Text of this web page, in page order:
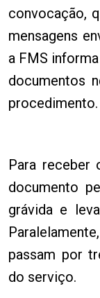
convocação,
mensagens
a FMS
documentos
procedimento.
Para receber
documento
grávida e
passam por
do serviço.